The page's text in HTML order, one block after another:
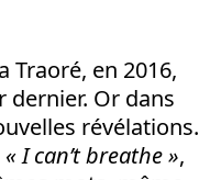
Traoré, en 2016,
dernier. Or dans
révélations.
« I can’t breathe »,